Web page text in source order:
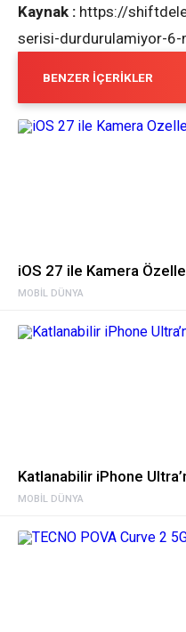
Kaynak : https://
serisi-durdurulamiyor-
BENZER İÇERIKLER
MOBIL DÜNYA
iOS 27 ile Kamera
MOBIL DÜNYA
Katlanabilir iPhone